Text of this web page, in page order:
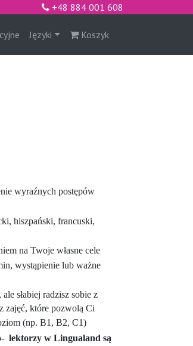
+48 884 001 608
Języki Koszyk
wyraźnych postępów
hiszpański, francuski,
na Twoje własne cele
wystąpienie lub ważne
słabiej radzisz sobie z
zajęć, które pozwolą Ci
(np. B1, B2, C1)
lektorzy w Lingualand są